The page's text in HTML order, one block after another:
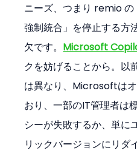
ニーズ、つまり remio
強制統合」を停止する方
欠です。 Microsoft
クを妨げることから。以
は異なり、Microsoftは
おり、一部のIT管理者は
シーが失敗するか、単に
リックバージョンにリダ